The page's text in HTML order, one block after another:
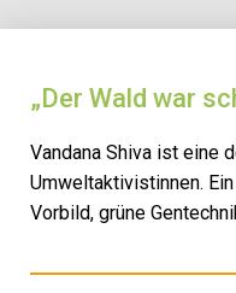
„Der Wald war
Vandana Shiva ist eine
Umweltaktivistinnen.
Vorbild, grüne